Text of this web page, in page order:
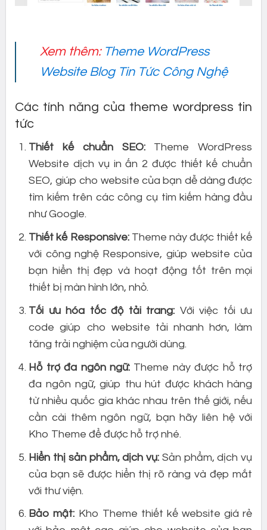
Xem thêm: Theme WordPress
Website Blog Tin Tức Công Nghệ
Các tính năng của theme wordpress tin
tức
Thiết kế chuẩn SEO:Theme WordPress
Website dịch vụ in ấn 2 được thiết kế chuẩn
SEO, giúp cho website của bạn dễ dàng được
tìm kiếm trên các công cụ tìm kiếm hàng đầu
như Google.
Thiết kế Responsive:Theme này được thiết kế
với công nghệ Responsive, giúp website của
bạn hiển thị đẹp và hoạt động tốt trên mọi
thiết bị màn hình lớn, nhỏ.
Tối ưu hóa tốc độ tải trang: Với việc tối ưu
code giúp cho website tải nhanh hơn, làm
tăng trải nghiệm của người dùng.
Hỗ trợ đa ngôn ngữ: Theme này được hỗ trợ
đa ngôn ngữ, giúp thu hút được khách hàng
từ nhiều quốc gia khác nhau trên thế giới, nếu
cần cài thêm ngôn ngữ, bạn hãy liên hệ với
Kho Theme để được hỗ trợ nhé.
Hiển thị sản phẩm, dịch vụ: Sản phẩm, dịch vụ
của bạn sẽ được hiển thị rõ ràng và đẹp mắt
với thư viện.
Bảo mật: Kho Theme thiết kế website giá rẻ